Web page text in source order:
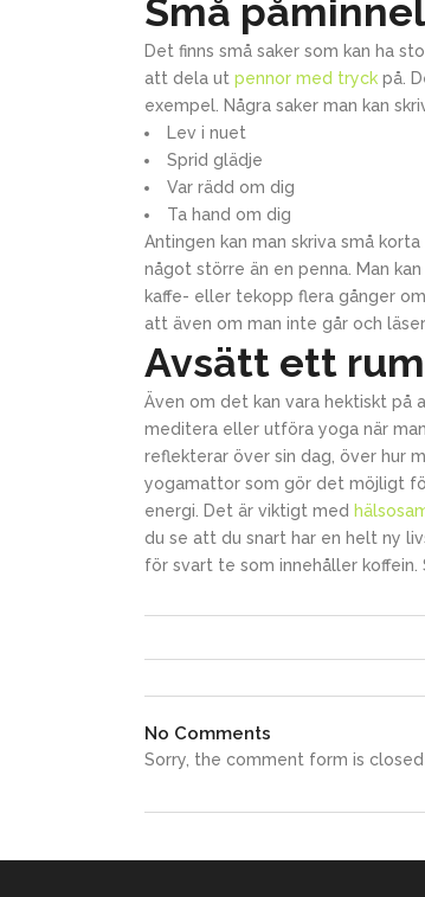
Små
Det finns små saker som kan ha
att dela ut pennor med tryck på.
exempel. Några saker man kan
Lev i nuet
Sprid glädje
Var rädd om dig
Ta hand om dig
Antingen kan man skriva små
något större än en penna. Man
kaffe- eller tekopp flera gånger
att även om man inte går och
Avsätt ett
Även om det kan vara hektiskt på
meditera eller utföra yoga när
reflekterar över sin dag, över hur
yogamattor som gör det möjligt
energi. Det är viktigt med
du se att du snart har en helt ny
för svart te som innehåller koffein.
No Comments
Sorry, the comment form is